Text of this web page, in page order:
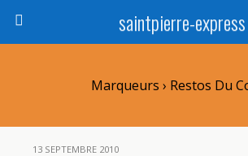
saintpierre-express
Marqueurs › Restos Du
13 SEPTEMBRE 2010